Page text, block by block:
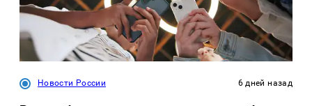
Новости России 6 дней назад